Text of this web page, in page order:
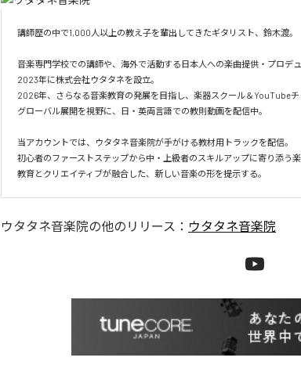
講師歴の中で1,000人以上の教え子を輩出してきたギタリスト、鈴木渡。
音楽専門学校での講師や、海外で活動する日本人への楽曲提供・プロデ
2023年に株式会社ウタタネを設立。
2026年、さらなる音楽教育の発展を目指し、楽器スクール＆YouTubeチ
グローバル展開を視野に、日・英両言語での教則動画を配信中。
当アカウントでは、ウタタネ音楽院が手がける教材用トラックを配信。
初心者のファーストステップから中・上級者のスキルアップに寄り添う楽
ウタタネ音楽院の他のリリース： ウタタネ音楽院